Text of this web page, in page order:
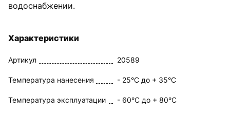
водоснабжении.
Характеристики
Артикул 20589
Температура нанесения - 25°С до + 35°С
Температура эксплуатации - 60°С до + 80°С